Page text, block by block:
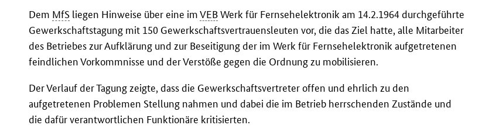
Dem MfS liegen Hinweise über eine imVEBWerk für Fernsehelektronik am 14.2.1964 durchgeführte
Gewerkschaftstagung mit 150 Gewerkschaftsvertrauensleuten vor, die das Ziel hatte, alle Mitarbeiter
des Betriebes zur Aufklärung und zur Beseitigung der im Werk für Fernsehelektronik aufgetretenen
feindlichen Vorkommnisse und der Verstöße gegen die Ordnung zu mobilisieren.
Der Verlauf der Tagung zeigte, dass die Gewerkschaftsvertreter offen und ehrlich zu den
aufgetretenen Problemen Stellung nahmen und dabei die im Betrieb herrschenden Zustände und
die dafür verantwortlichen Funktionäre kritisierten.